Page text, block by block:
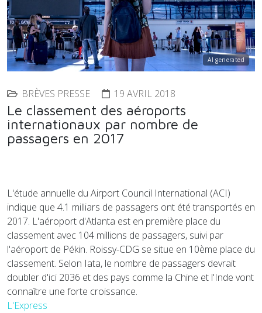
AI generated
BRÈVES PRESSE 19 AVRIL 2018
Le classement des aéroports
internationaux par nombre de
passagers en 2017
L'étude annuelle du Airport Council International (ACI)
indique que 4.1 milliars de passagers ont été transportés en
2017. L'aéroport d'Atlanta est en première place du
classement avec 104 millions de passagers, suivi par
l'aéroport de Pékin. Roissy-CDG se situe en 10ème place du
classement. Selon Iata, le nombre de passagers devrait
doubler d'ici 2036 et des pays comme la Chine et l'Inde vont
connaître une forte croissance.
L'Express